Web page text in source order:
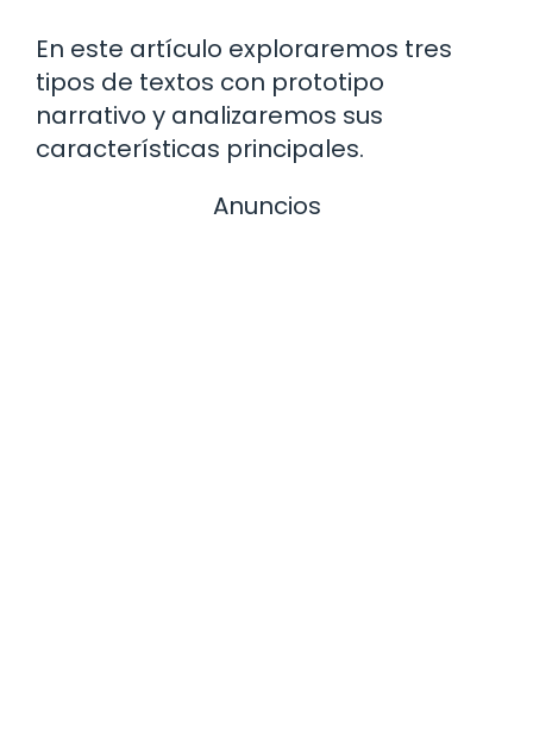
En este artículo exploraremos tres
tipos de textos con prototipo
narrativo y analizaremos sus
características principales.
Anuncios